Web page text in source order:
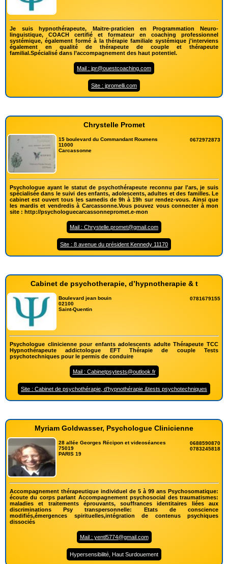
Je suis hypnothérapeute, Maitre-praticien en Programmation Neuro-
linguistique, COACH certifié et formateur en coaching professionnel
systémique, également formé à la thérapie familiale systémique j'interviens
également en qualité de thérapeute de couple et thérapeute
familial.Spécialisé dans l’accompagnement des haut potentiel.
Mail : jpr@ouestcoaching.com
Site : jpromelli.com
Chrystelle Promet
15 boulevard du Commandant Roumens
11000
Carcassonne
0672972873
Psychologue ayant le statut de psychothérapeute reconnu par l'ars, je suis
spécialisée dans le suivi des enfants, adolescents, adultes et des familles. Le
cabinet est ouvert tous les samedis de 9h à 19h sur rendez-vous. Ainsi que
les mardis et vendredis à Carcassonne.Vous pouvez vous connecter à mon
site : http://psychologuecarcassonnepromet.e-mon
Mail : Chrystelle.promet@gmail.com
Site : 8 avenue du président Kennedy 11170
Cabinet de psychotherapie, d’hypnotherapie & t
Boulevard jean bouin
02100
Saint-Quentin
0781679155
Psychologue clinicienne pour enfants adolescents adulte Thérapeute TCC
Hypnothérapeute addictologue EFT Thérapie de couple Tests
psychotechniques pour le permis de conduire
Mail : Cabinetpsytests@outlook.fr
Site : Cabinet de psychothérapie, d’hypnothérapie &tests psychotechniques
Myriam Goldwasser, Psychologue Clinicienne
28 allée Georges Récipon et videoséances
75019
PARIS 19
0688590870
0783245818
Accompagnement thérapeutique individuel de 5 à 99 ans Psychosomatique:
écoute du corps parlant Accompagnement psychosocial des traumatismes:
maladies et traitements éprouvants, souffrances identitaires liées aux
discriminations Psy transpersonnelle: Etats de conscience
modifiés,émergences spirituelles,intégration de contenus psychiques
dissociés
Mail : yentl5774@gmail.com
Hypersensibilité, Haut Surdouement